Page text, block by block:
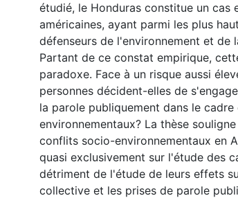
étudié, le Honduras constitue un cas
américaines, ayant parmi les plus
défenseurs de l'environnement et de
Partant de ce constat empirique,
paradoxe. Face à un risque aussi
personnes décident-elles de
la parole publiquement dans le
environnementaux? La thèse
conflits socio-environnementaux en
quasi exclusivement sur l'étude des
détriment de l'étude de leurs effets
collective et les prises de parole